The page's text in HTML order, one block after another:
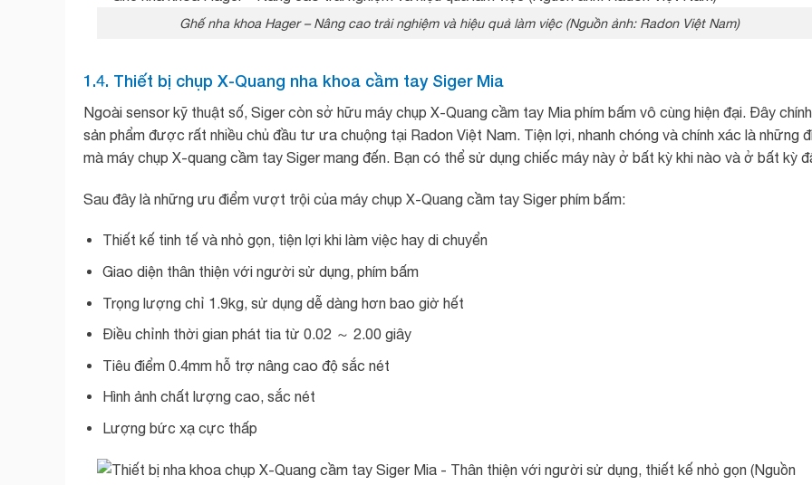
Ghế nha khoa Hager – Nâng cao trải nghiệm và hiệu quả làm việc (Nguồn ảnh: Radon Việt Nam)
1.4. Thiết bị chụp X-Quang nha khoa cầm tay Siger Mia
Ngoài sensor kỹ thuật số, Siger còn sở hữu máy chụp X-Quang cầm tay Mia phím bấm vô cùng hiện đại. Đây
sản phẩm được rất nhiều chủ đầu tư ưa chuộng tại Radon Việt Nam. Tiện lợi, nhanh chóng và chính xác là những
mà máy chụp X-quang cầm tay Siger mang đến. Bạn có thể sử dụng chiếc máy này ở bất kỳ khi nào và ở bất kỳ
Sau đây là những ưu điểm vượt trội của máy chụp X-Quang cầm tay Siger phím bấm:
Thiết kế tinh tế và nhỏ gọn, tiện lợi khi làm việc hay di chuyển
Giao diện thân thiện với người sử dụng, phím bấm
Trọng lượng chỉ 1.9kg, sử dụng dễ dàng hơn bao giờ hết
Điều chỉnh thời gian phát tia từ 0.02 ～ 2.00 giây
Tiêu điểm 0.4mm hỗ trợ nâng cao độ sắc nét
Hình ảnh chất lượng cao, sắc nét
Lượng bức xạ cực thấp